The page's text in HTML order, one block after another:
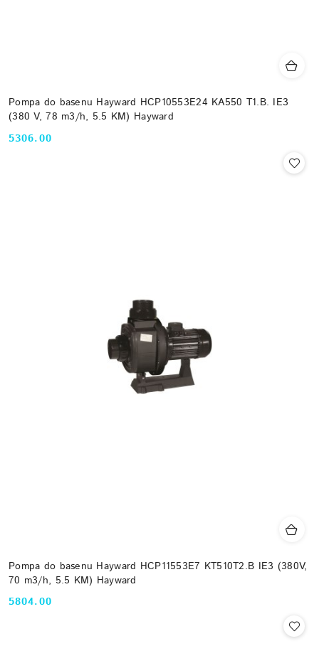
Pompa do basenu Hayward HCP10553E24 KA550 T1.B. IE3
(380 V, 78 m3/h, 5.5 KM) Hayward
Cena:
5306.00
Pompa do basenu Hayward HCP11553E7 KT510T2.B IE3 (380V,
70 m3/h, 5.5 KM) Hayward
Cena:
5804.00